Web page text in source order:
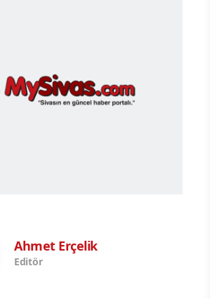
Ahmet Erçelik
Editör